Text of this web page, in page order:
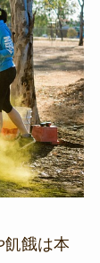
飢餓は本